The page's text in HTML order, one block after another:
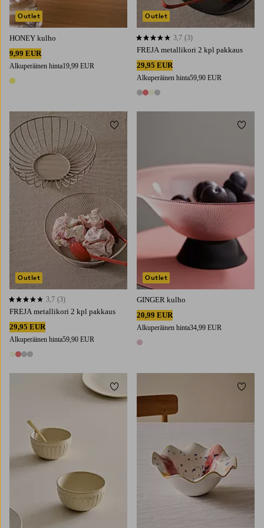
HONEY kulho
9,99 EUR
Alkuperäinen hinta19,99 EUR
1 väri
Outlet
FREJA metallikori 2 kpl pakkaus
29,95 EUR
Alkuperäinen hinta59,90 EUR
4 värejä
3,7 perustuen 3 arvosanaan
3,7 (3)
Outlet
FREJA metallikori 2 kpl pakkaus
29,95 EUR
Alkuperäinen hinta59,90 EUR
4 värejä
3,7 perustuen 3 arvosanaan
3,7 (3)
Outlet
Lisää suosikkeihin
GINGER kulho
20,99 EUR
Alkuperäinen hinta34,99 EUR
1 väri
Outlet
Lisää
Lisää suosikkeihin Lisää